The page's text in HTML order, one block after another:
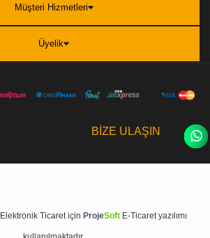
Müşteri Hizmetleri
Üyelik
BİZE ULAŞIN
Elektronik Ticaretiçin ProjeSoft E-Ticaretyazılımı